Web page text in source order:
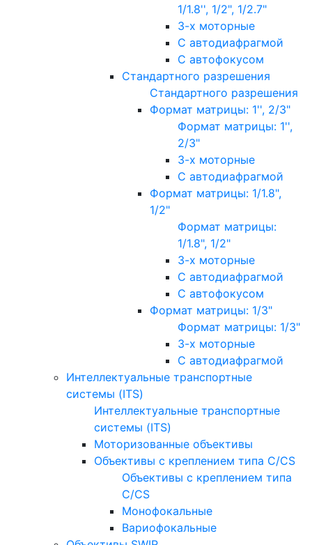
1/1.8'', 1/2", 1/2.7"
3-х моторные
С автодиафрагмой
С автофокусом
Стандартного разрешения
Стандартного разрешения
Формат матрицы: 1'', 2/3"
Формат матрицы: 1'',
2/3"
3-х моторные
С автодиафрагмой
Формат матрицы: 1/1.8",
1/2"
Формат матрицы:
1/1.8", 1/2"
3-х моторные
С автодиафрагмой
С автофокусом
Формат матрицы: 1/3"
Формат матрицы: 1/3"
3-х моторные
С автодиафрагмой
Интеллектуальные транспортные
системы (ITS)
Интеллектуальные транспортные
системы (ITS)
Моторизованные объективы
Объективы с креплением типа C/CS
Объективы с креплением типа
C/CS
Монофокальные
Вариофокальные